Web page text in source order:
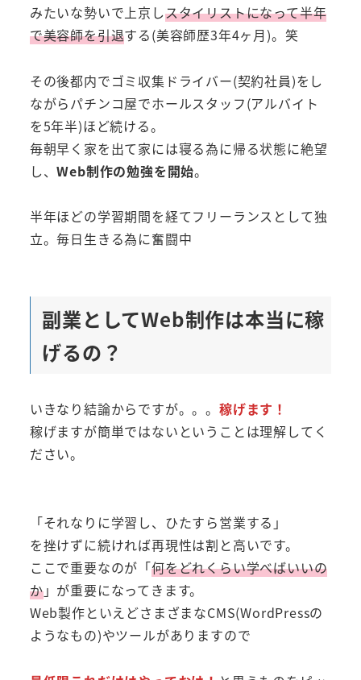
みたいな勢いで上京しスタイリストになって半年
で美容師を引退する(美容師歴3年4ヶ月)。笑
その後都内でゴミ収集ドライバー(契約社員)をし
ながらパチンコ屋でホールスタッフ(アルバイト
を5年半)ほど続ける。
毎朝早く家を出て家には寝る為に帰る状態に絶望
し、Web制作の勉強を開始。
半年ほどの学習期間を経てフリーランスとして独
立。毎日生きる為に奮闘中
副業としてWeb制作は本当に稼
げるの？
いきなり結論からですが。。。 稼げます！
稼げますが簡単ではないということは理解してく
ださい。
「それなりに学習し、ひたすら営業する」
を挫けずに続ければ再現性は割と高いです。
ここで重要なのが「何をどれくらい学べばいいの
か」が重要になってきます。
Web製作といえどさまざまなCMS(WordPressの
ようなもの)やツールがありますので